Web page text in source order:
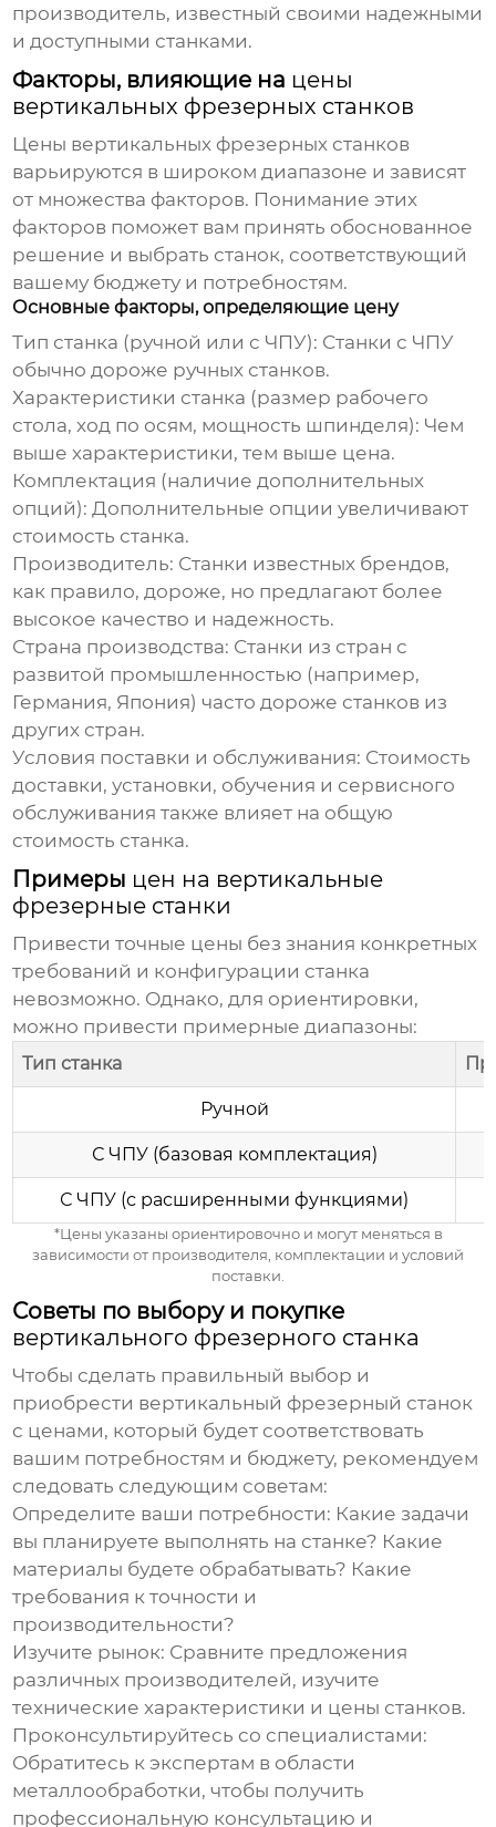
производитель, известный своими надежными
и доступными станками.
Факторы, влияющие на цены
вертикальных фрезерных станков
Цены вертикальных фрезерных станков
варьируются в широком диапазоне и зависят
от множества факторов. Понимание этих
факторов поможет вам принять обоснованное
решение и выбрать станок, соответствующий
вашему бюджету и потребностям.
Основные факторы, определяющие цену
Тип станка (ручной или с ЧПУ): Станки с ЧПУ
обычно дороже ручных станков.
Характеристики станка (размер рабочего
стола, ход по осям, мощность шпинделя): Чем
выше характеристики, тем выше цена.
Комплектация (наличие дополнительных
опций): Дополнительные опции увеличивают
стоимость станка.
Производитель: Станки известных брендов,
как правило, дороже, но предлагают более
высокое качество и надежность.
Страна производства: Станки из стран с
развитой промышленностью (например,
Германия, Япония) часто дороже станков из
других стран.
Условия поставки и обслуживания: Стоимость
доставки, установки, обучения и сервисного
обслуживания также влияет на общую
стоимость станка.
Примеры цен на вертикальные
фрезерные станки
Привести точные цены без знания конкретных
требований и конфигурации станка
невозможно. Однако, для ориентировки,
можно привести примерные диапазоны:
Тип станка
Ручной
С ЧПУ (базовая комплектация)
С ЧПУ (с расширенными функциями)
*Цены указаны ориентировочно и могут меняться в
зависимости от производителя, комплектации и условий
поставки.
Советы по выбору и покупке
вертикального фрезерного станка
Чтобы сделать правильный выбор и
приобрести вертикальный фрезерный станок
с ценами, который будет соответствовать
вашим потребностям и бюджету, рекомендуем
следовать следующим советам:
Определите ваши потребности: Какие задачи
вы планируете выполнять на станке? Какие
материалы будете обрабатывать? Какие
требования к точности и
производительности?
Изучите рынок: Сравните предложения
различных производителей, изучите
технические характеристики и цены станков.
Проконсультируйтесь со специалистами:
Обратитесь к экспертам в области
металлообработки, чтобы получить
профессиональную консультацию и